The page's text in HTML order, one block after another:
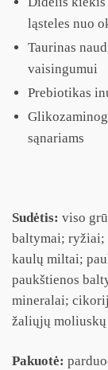
ląsteles nuo
Taurinas
vaisingumui
Prebiotikas
sąnariams
Sudėtis: viso
baltymai; ryžiai;
kaulų miltai;
paukštienos
mineralai;
žaliųjų moliuskų
Pakuotė: